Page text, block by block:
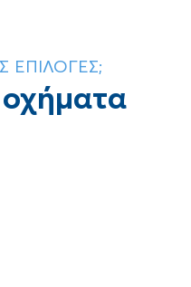
ΕΠΙΛΟΓΕΣ;